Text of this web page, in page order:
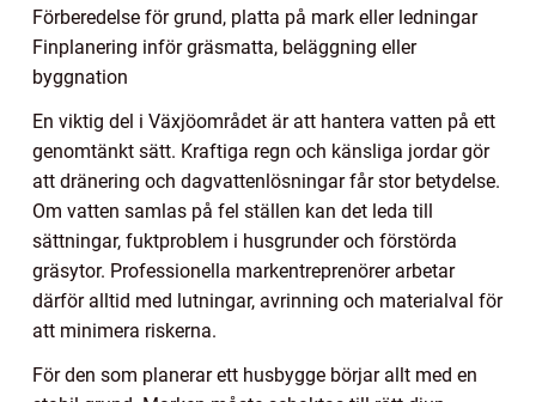
Förberedelse för grund, platta på mark eller ledningar
Finplanering inför gräsmatta, beläggning eller
byggnation
En viktig del i Växjöområdet är att hantera vatten på ett
genomtänkt sätt. Kraftiga regn och känsliga jordar gör
att dränering och dagvattenlösningar får stor betydelse.
Om vatten samlas på fel ställen kan det leda till
sättningar, fuktproblem i husgrunder och förstörda
gräsytor. Professionella markentreprenörer arbetar
därför alltid med lutningar, avrinning och materialval för
att minimera riskerna.
För den som planerar ett husbygge börjar allt med en